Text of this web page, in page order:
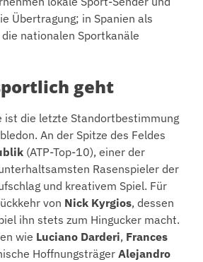
Übertragung; in Spanien als
nationalen Sportkanäle
geht
ist die letzte Standortbestimmung
An der Spitze des Feldes
(ATP-Top-10), einer der
Rasenspieler der
und kreativem Spiel. Für
von Nick Kyrgios, dessen
ihn stets zum Hingucker macht.
wie Luciano Darderi, Frances
HoffnungsträgerAlejandro